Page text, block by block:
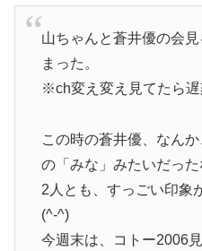
山ちゃんと蒼井優の会
まった。
※ch変え変え見てたら
この時の蒼井優、なん
の「みな」みたいだった
2人とも、すっごい印象
(^-^)
今週末は、コトー2006